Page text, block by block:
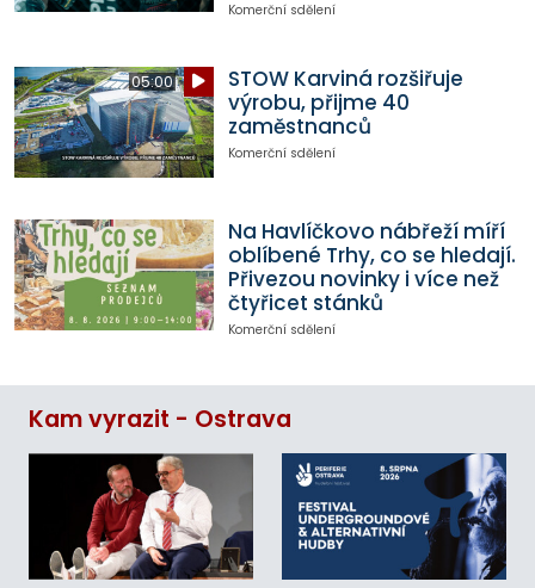
Komerční sdělení
05:00
STOW Karviná rozšiřuje
výrobu, přijme 40
zaměstnanců
Komerční sdělení
Na Havlíčkovo nábřeží míří
oblíbené Trhy, co se hledají.
Přivezou novinky i více než
čtyřicet stánků
Komerční sdělení
Kam vyrazit - Ostrava